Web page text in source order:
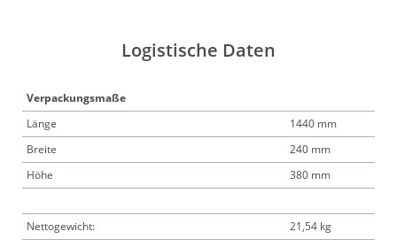
Logistische Daten
Verpackungsmaße
Länge
1440 mm
Breite
240 mm
Höhe
380 mm
Nettogewicht:
21,54 kg